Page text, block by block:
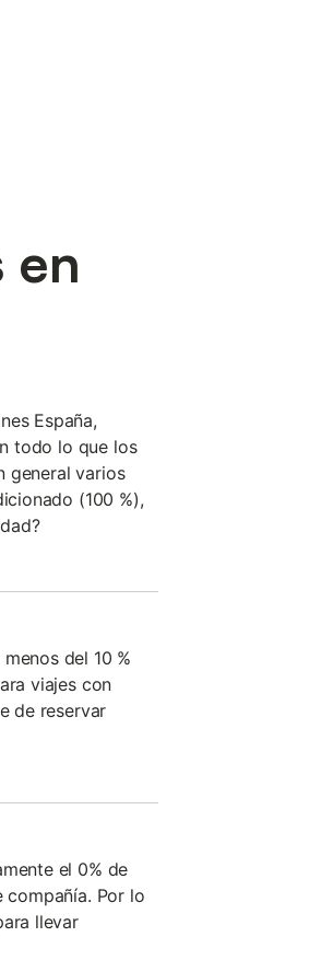
en
España,
todo lo que los
general varios
(100 %),
del 10 %
viajes con
de reservar
el 0% de
compañía. Por lo
llevar